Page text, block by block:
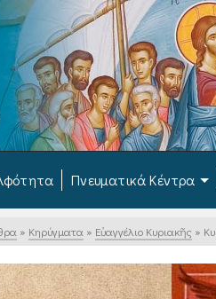
Πνευματικά Κέντρα
» Κηρύγματα » Εὐαγγέλιο Κυριακῆς »